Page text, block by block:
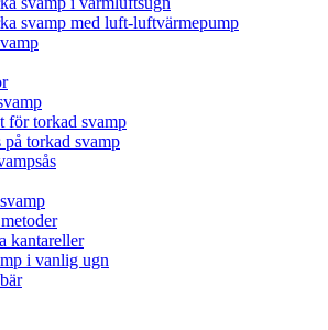
svamp med luft-luftvärmepump
för torkad svamp
på torkad svamp
kantareller
i vanlig ugn